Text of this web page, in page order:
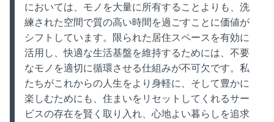
においては、モノを大量に所有することよりも、洗
練された空間で質の高い時間を過ごすことに価値が
シフトしています。限られた居住スペースを有効に
活用し、快適な生活基盤を維持するためには、不要
なモノを適切に循環させる仕組みが不可欠です。私
たちがこれからの人生をより身軽に、そして豊かに
楽しむためにも、住まいをリセットしてくれるサー
ビスの存在を賢く取り入れ、心地よい暮らしを追求